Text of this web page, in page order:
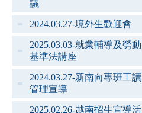
議
2024.03.27-境外生歡迎會
2025.03.03-就業輔導及勞動
基準法講座
2024.03.27-新南向專班工讀
管理宣導
2025.02.26-越南招生宣導活